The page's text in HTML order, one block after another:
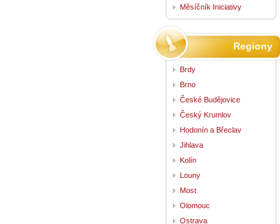
Měsíčník Iniciativy
Regiony
Brdy
Brno
České Budějovice
Český Krumlov
Hodonín a Břeclav
Jihlava
Kolín
Louny
Most
Olomouc
Ostrava